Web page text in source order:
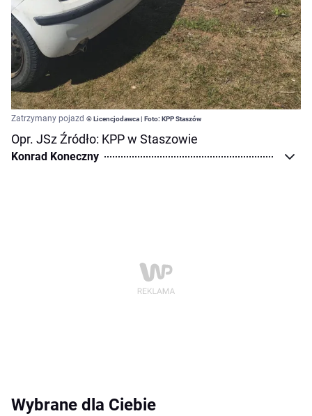
Zatrzymany pojazd © Licencjodawca | Foto: KPP Staszów
Opr. JSz Źródło: KPP w Staszowie
Konrad Koneczny
Wybrane dla Ciebie